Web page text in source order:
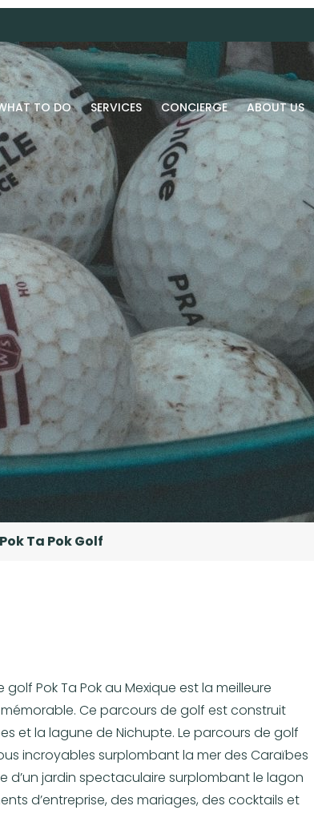
TO DO SERVICES CONCIERGE ABOUT US
Pok Ta Pok Golf
Pok Ta Pok au Mexique est la meilleure
Ce parcours de golf est construit
et la lagune de Nichupte. Le parcours de golf
incroyables surplombant la mer des Caraïbes
d’un jardin spectaculaire surplombant le lagon
d’entreprise, des mariages, des cocktails et